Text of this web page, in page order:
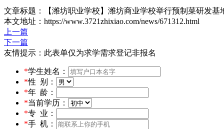
文章标题：【潍坊职业学校】潍坊商业学校举行预制菜研发基
本文地址：https://www.3721zhixiao.com/news/671312.html
上一篇
下一篇
友情提示：此表单仅为求学需求登记非报名
*学生姓名：
*性 别：
*年 龄：
*当前学历：
*专 业：
*手 机：